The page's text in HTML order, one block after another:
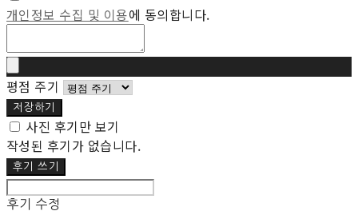
개인정보 수집 및 이용에 동의합니다.
평점 주기
저장하기
사진 후기만 보기
작성된 후기가 없습니다.
후기 쓰기
후기 수정